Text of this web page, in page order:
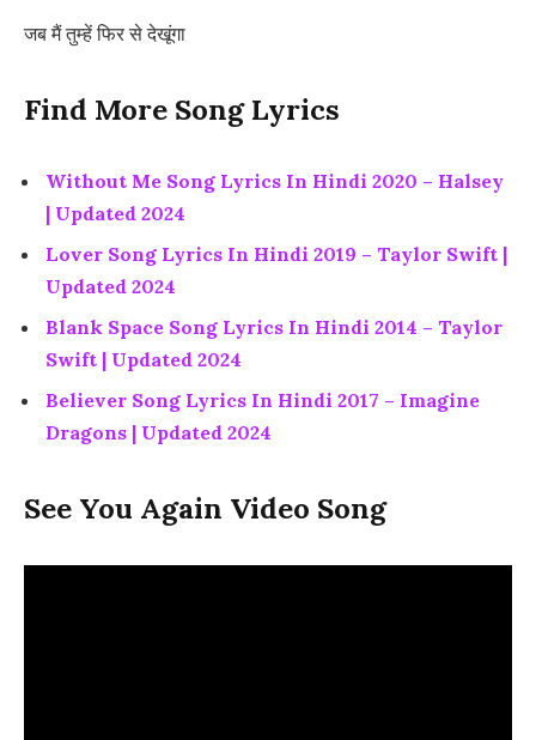
जब मैं तुम्हें फिर से देखूंगा
Find More Song Lyrics
Without Me Song Lyrics In Hindi 2020 – Halsey
| Updated 2024
Lover Song Lyrics In Hindi 2019 – Taylor Swift |
Updated 2024
Blank Space Song Lyrics In Hindi 2014 – Taylor
Swift | Updated 2024
Believer Song Lyrics In Hindi 2017 – Imagine
Dragons | Updated 2024
See You Again Video Song